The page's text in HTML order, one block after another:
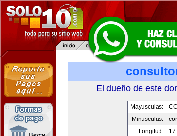
El dueño de este
Mayusculas:
Minusculas:
Longitud:
17